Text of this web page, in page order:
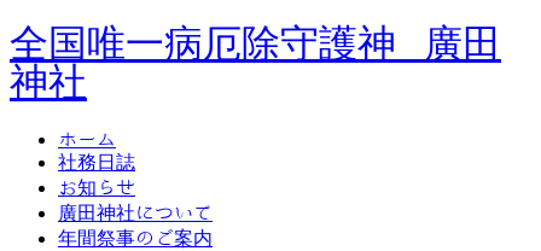
全国唯一病厄除守護神 廣田
神社
ホーム
社務日誌
お知らせ
廣田神社について
年間祭事のご案内